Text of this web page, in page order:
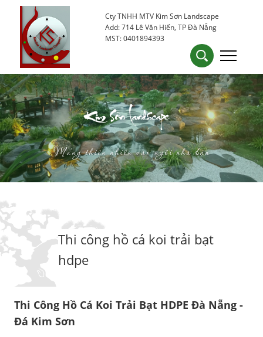
kimsondn84@gmail.com
0905 53 15 25Cty TNHH MTV Kim Sơn Landscape
Add: 714 Lê Văn Hiến, TP Đà Nẵng
MST: 0401894393
Kim Sơn Landscape
Mang thiên nhiên vào ngôi nhà bạn
Thi công hồ cá koi trải bạt
hdpe
Thi Công Hồ Cá Koi Trải Bạt HDPE Đà Nẵng -
Đá Kim Sơn